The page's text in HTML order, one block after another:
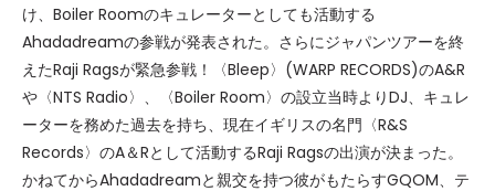
け、Boiler Roomのキュレーターとしても活動する
Ahadadreamの参戦が発表された。さらにジャパンツアーを終
えたRaji Ragsが緊急参戦！〈Bleep〉(WARP RECORDS)のA&R
や〈NTS Radio〉、〈Boiler Room〉の設立当時よりDJ、キュレ
ーターを務めた過去を持ち、現在イギリスの名門〈R&S
Records〉のA＆Rとして活動するRaji Ragsの出演が決まった。
かねてからAhadadreamと親交を持つ彼がもたらすGQOM、テ